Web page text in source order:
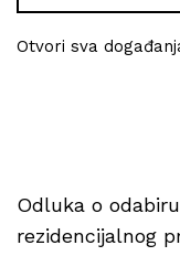
Otvori sva
Odluka o
rezidencijalnog